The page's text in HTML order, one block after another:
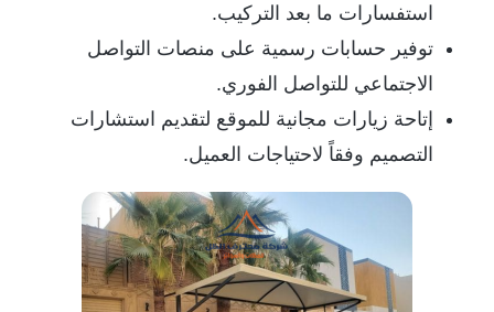
استفسارات ما بعد التركيب.
توفير حسابات رسمية على منصات التواصل
الاجتماعي للتواصل الفوري.
إتاحة زيارات مجانية للموقع لتقديم استشارات
التصميم وفقاً لاحتياجات العميل.